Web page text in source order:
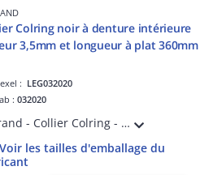
Colring noir à denture intérieure
3,5mm et longueur à plat 360mm
: LEG032020
:032020
Legrand - Collier Colring - dent int polyamide 6/6 - l 3,5 - L 360 - noir (blist)
Voir les tailles d'emballage du